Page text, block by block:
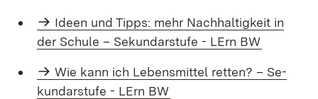
Ideen und Tipps: mehr Nach­hal­tig­keit in
der Schu­le – Se­kun­dar­stu­fe - LErn BW
Wie kann ich Le­bens­mit­tel ret­ten? – Se­
kun­dar­stu­fe - LErn BW